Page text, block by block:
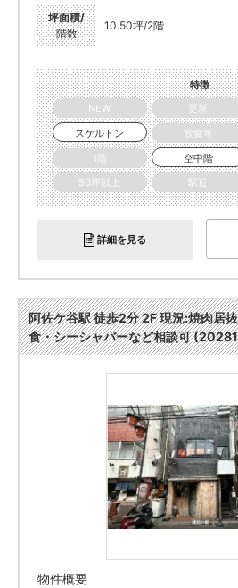
坪面積/
階数
10.50坪/2階
特徴
NEW
更新
スケルトン
飲食可
1階
空中階
50坪以上
駅近
詳細を見る
阿佐ケ谷駅 徒歩2分 2F 現況:焼肉居
食・シーシャバーなど相談可
物件概要